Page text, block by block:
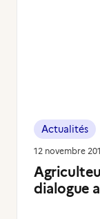
Actualités
12 novembre
dialogue